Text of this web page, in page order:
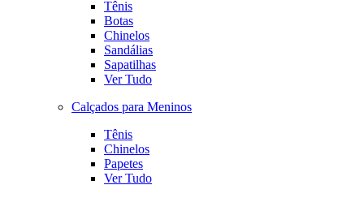
Tênis
Botas
Chinelos
Sandálias
Sapatilhas
Ver Tudo
Calçados para Meninos
Tênis
Chinelos
Papetes
Ver Tudo